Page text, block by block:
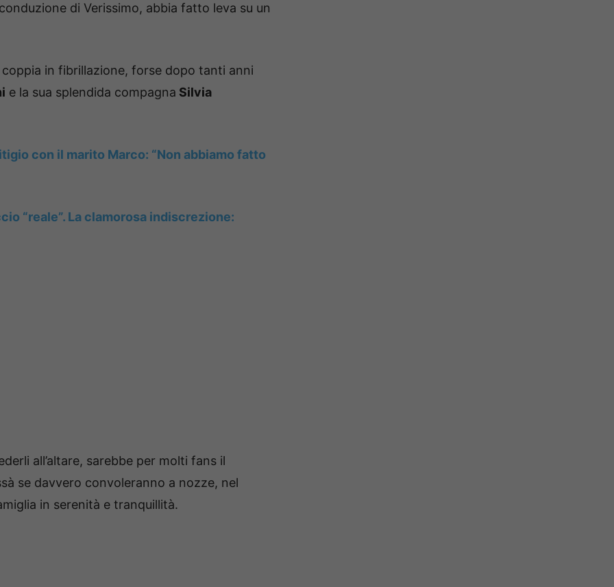
di Verissimo, abbia fatto leva su un
in fibrillazione, forse dopo tanti anni
e la sua splendida compagna Silvia
con il marito Marco: “Non abbiamo fatto
“reale”. La clamorosa indiscrezione:
all’altare, sarebbe per molti fans il
se davvero convoleranno a nozze, nel
in serenità e tranquillità.